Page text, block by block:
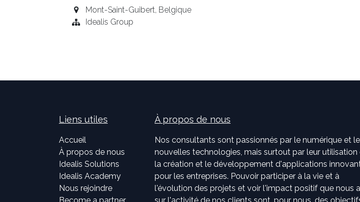
Mont-Saint-Guibert, Belgique
Idealis Group
Liens utiles
Accueil
À propos de nous
Idealis Solutions
Idealis Academy
Nous rejoindre
À propos de nous
Nos consultants sont passionnés par le numérique et
nouvelles technologies, mais surtout par leur utilisation
la création et le développement d'applications
pour les entreprises. Pouvoir participer à la vie et à
l'évolution des projets et voir l'impact positif que nous